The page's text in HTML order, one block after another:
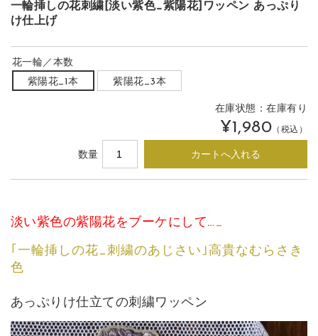
一輪挿しの花刺繍[淡い紫色_紫陽花]ワッペン あっぷり
け仕上げ
花一輪／本数
紫陽花_1本
紫陽花_3本
在庫状態：在庫有り
¥1,980 （税込）
数量
淡い紫色の紫陽花をブーケにして…_
｢一輪挿しの花_刺繍のあじさい｣高貴なむらさき
色
あっぷりけ仕立ての刺繍ワッペン